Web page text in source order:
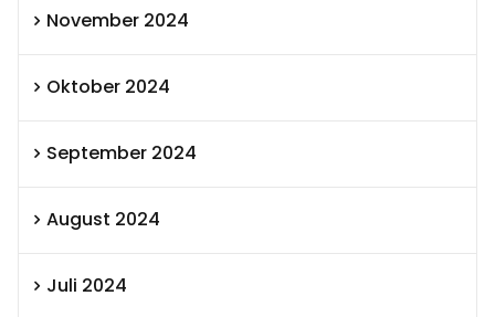
November 2024
Oktober 2024
September 2024
August 2024
Juli 2024